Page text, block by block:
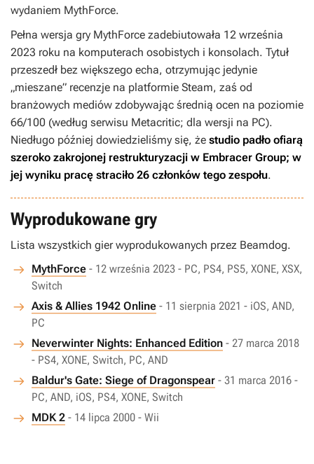
wydaniem MythForce.
Pełna wersja gry MythForce zadebiutowała 12 września
2023 roku na komputerach osobistych i konsolach. Tytuł
przeszedł bez większego echa, otrzymując jedynie
„mieszane” recenzje na platformie Steam, zaś od
branżowych mediów zdobywając średnią ocen na poziomie
66/100 (według serwisu Metacritic; dla wersji na PC).
Niedługo później dowiedzieliśmy się, że studio padło ofiarą
szeroko zakrojonej restrukturyzacji w Embracer Group; w
jej wyniku pracę straciło 26 członków tego zespołu.
Wyprodukowane gry
Lista wszystkich gier wyprodukowanych przez Beamdog.
MythForce - 12 września 2023 - PC, PS4, PS5, XONE, XSX,
Switch
Axis & Allies 1942 Online - 11 sierpnia 2021 - iOS, AND,
PC
Neverwinter Nights: Enhanced Edition - 27 marca 2018
- PS4, XONE, Switch, PC, AND
Baldur's Gate: Siege of Dragonspear - 31 marca 2016 -
PC, AND, iOS, PS4, XONE, Switch
MDK 2 - 14 lipca 2000 - Wii